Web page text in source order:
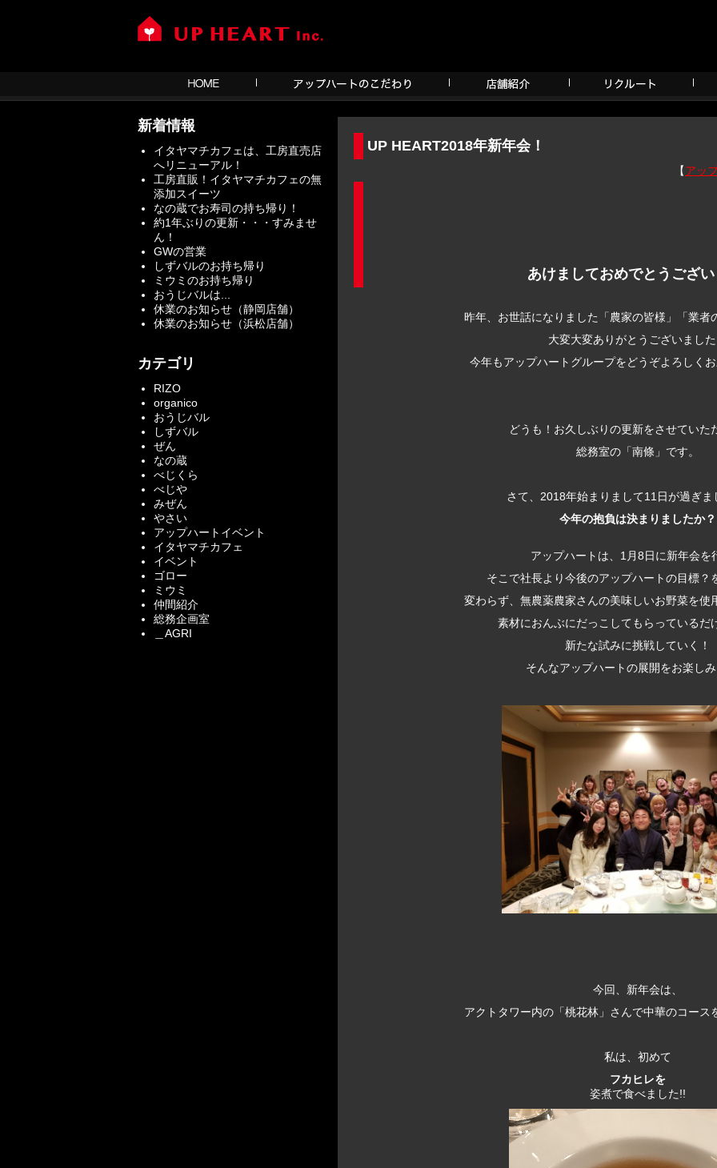
UP HEART2018年新年会！
【アッ
あけましておめでとうござ
昨年、お世話になりました「農家の皆様」「業者
大変大変ありがとうございまし
今年もアップハートグループをどうぞよろしく
どうも！お久しぶりの更新をさせていた
総務室の「南條」です。
さて、2018年始まりまして11日が過ぎま
今年の抱負は決まりましたか？
アップハートは、1月8日に新年会を
そこで社長より今後のアップハートの目標？
変わらず、無農薬農家さんの美味しいお野菜を使
素材におんぶにだっこしてもらっているだ
新たな試みに挑戦していく！
そんなアップハートの展開をお楽し
今回、新年会は、
アクトタワー内の「桃花林」さんで中華のコース
私は、初めて
フカヒレを
姿煮で食べました!!
新着情報
イタヤマチカフェは、工房直売店
へリニューアル！
工房直販！イタヤマチカフェの無
添加スイーツ
なの蔵でお寿司の持ち帰り！
約1年ぶりの更新・・・すみませ
ん！
GWの営業
しずバルのお持ち帰り
ミウミのお持ち帰り
おうじバルは...
休業のお知らせ（静岡店舗）
休業のお知らせ（浜松店舗）
カテゴリ
RIZO
organico
おうじバル
しずバル
ぜん
なの蔵
べじくら
べじや
みぜん
やさい
アップハートイベント
イタヤマチカフェ
イベント
ゴロー
ミウミ
仲間紹介
総務企画室
＿AGRI